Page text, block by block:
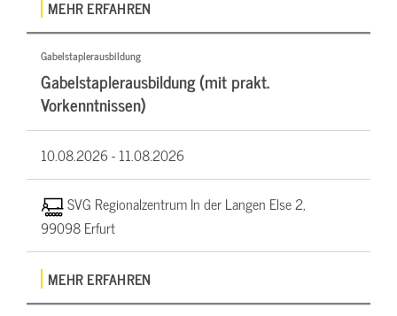
MEHR ERFAHREN
Gabelstaplerausbildung
Gabelstaplerausbildung (mit prakt.
Vorkenntnissen)
10.08.2026 -11.08.2026
SVG Regionalzentrum In der Langen Else 2,
99098 Erfurt
MEHR ERFAHREN